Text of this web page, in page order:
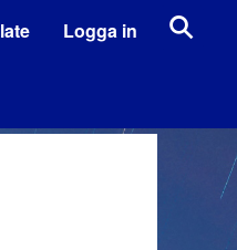
Logga in